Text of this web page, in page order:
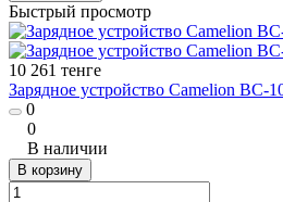
Быстрый просмотр
10 261 тенге
Зарядное устройство Camelion BC-
0
0
В наличии
В корзину